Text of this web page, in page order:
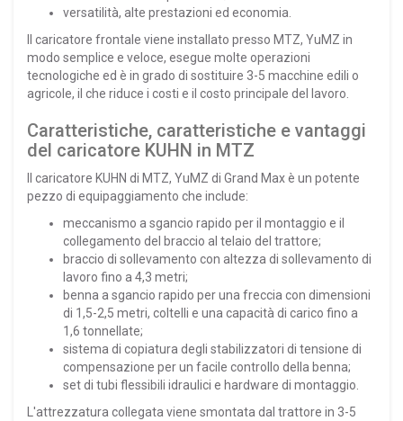
versatilità, alte prestazioni ed economia.
Il caricatore frontale viene installato presso MTZ, YuMZ in
modo semplice e veloce, esegue molte operazioni
tecnologiche ed è in grado di sostituire 3-5 macchine edili o
agricole, il che riduce i costi e il costo principale del lavoro.
Caratteristiche, caratteristiche e vantaggi
del caricatore KUHN in MTZ
Il caricatore KUHN di MTZ, YuMZ di Grand Max è un potente
pezzo di equipaggiamento che include:
meccanismo a sgancio rapido per il montaggio e il
collegamento del braccio al telaio del trattore;
braccio di sollevamento con altezza di sollevamento di
lavoro fino a 4,3 metri;
benna a sgancio rapido per una freccia con dimensioni
di 1,5-2,5 metri, coltelli e una capacità di carico fino a
1,6 tonnellate;
sistema di copiatura degli stabilizzatori di tensione di
compensazione per un facile controllo della benna;
set di tubi flessibili idraulici e hardware di montaggio.
L'attrezzatura collegata viene smontata dal trattore in 3-5